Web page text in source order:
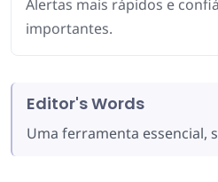
Alertas mais rápidos e
importantes.
Editor's Words
Uma ferramenta essencial,